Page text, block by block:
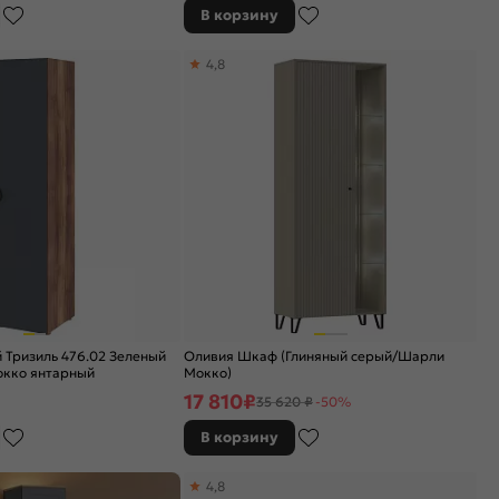
В корзину
476.02 Зеленый
янтарный
Оливия Шкаф (Глиняный серый/Шарли
Мокко)
4,8
17 810₽35 620 ₽ -50%
В корзину
4,8